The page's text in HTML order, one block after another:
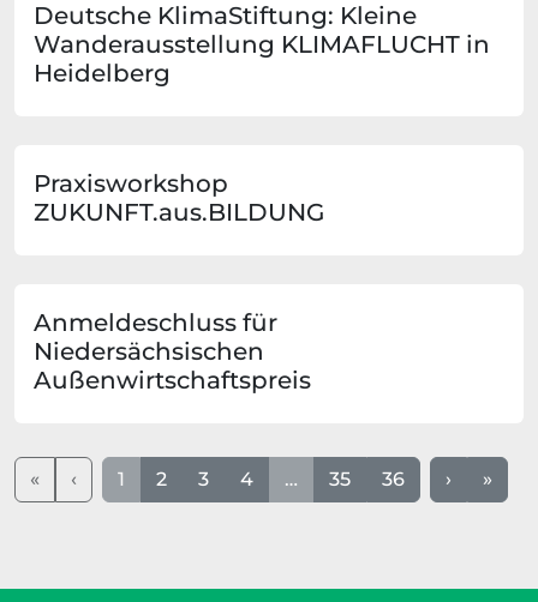
Deutsche KlimaStiftung: Kleine
Wanderausstellung KLIMAFLUCHT in
Heidelberg
Praxisworkshop
ZUKUNFT.aus.BILDUNG
Anmeldeschluss für
Niedersächsischen
Außenwirtschaftspreis
« ‹ 1 2 3 4 … 35 36 › »